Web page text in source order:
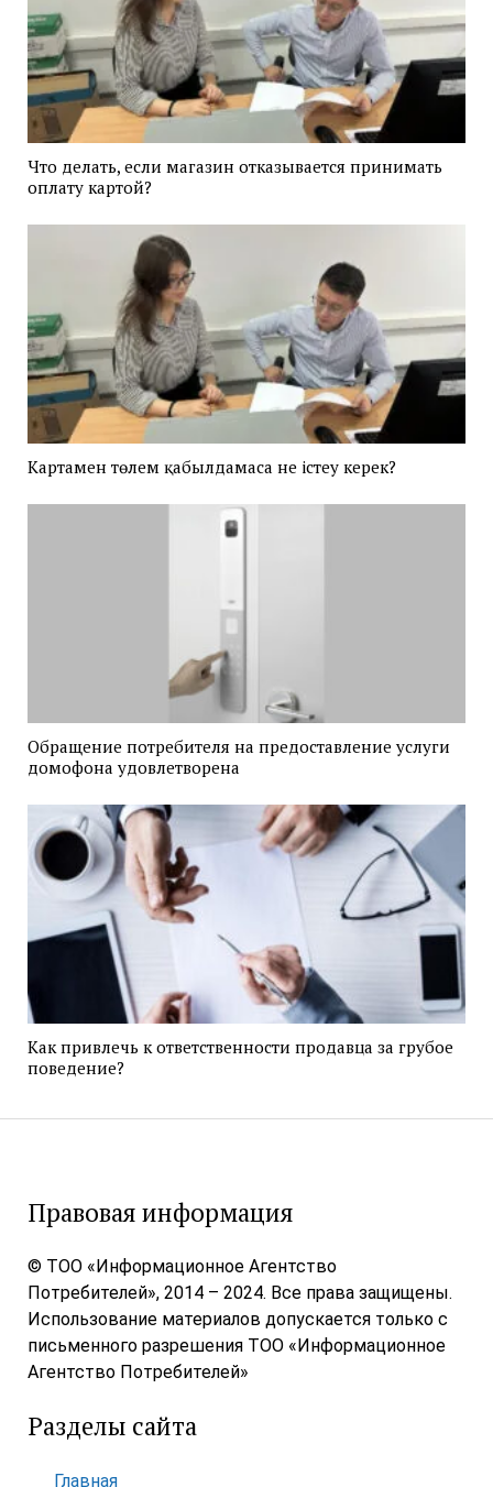
Что делать, если магазин отказывается принимать
оплату картой?
Картамен төлем қабылдамаса не істеу керек?
Обращение потребителя на предоставление услуги
домофона удовлетворена
Как привлечь к ответственности продавца за грубое
поведение?
Правовая информация
© ТОО «Информационное Агентство
Потребителей», 2014 – 2024. Все права защищены.
Использование материалов допускается только с
письменного разрешения ТОО «Информационное
Агентство Потребителей»
Разделы сайта
Главная